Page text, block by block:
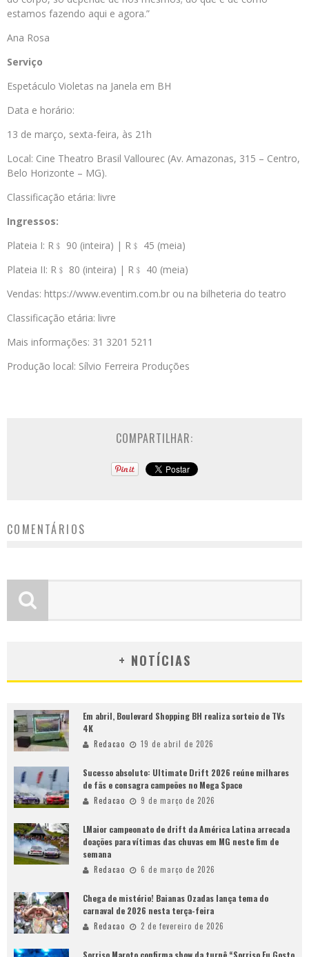
estamos fazendo aqui e agora.”
Ana Rosa
Serviço
Espetáculo Violetas na Janela em BH
Data e horário:
13 de março, sexta-feira, às 21h
Local: Cine Theatro Brasil Vallourec (Av. Amazonas, 315 – Centro,
Belo Horizonte – MG).
Classificação etária: livre
Ingressos:
Plateia I: R﹩ 90 (inteira) | R﹩ 45 (meia)
Plateia II: R﹩ 80 (inteira) | R﹩ 40 (meia)
Vendas: https://www.eventim.com.br ou na bilheteria do teatro
Classificação etária: livre
Mais informações: 31 3201 5211
Produção local: Sílvio Ferreira Produções
COMPARTILHAR:
COMENTÁRIOS
+ NOTÍCIAS
Em abril, Boulevard Shopping BH realiza sorteio de TVs
4K
Redacao 19 de abril de 2026
Sucesso absoluto: Ultimate Drift 2026 reúne milhares
de fãs e consagra campeões no Mega Space
Redacao 9 de março de 2026
LMaior campeonato de drift da América Latina arrecada
doações para vítimas das chuvas em MG neste fim de
semana
Redacao 6 de março de 2026
Chega de mistério! Baianas Ozadas lança tema do
carnaval de 2026 nesta terça-feira
Redacao 2 de fevereiro de 2026
Sorriso Maroto confirma show da turnê “Sorriso Eu Gosto